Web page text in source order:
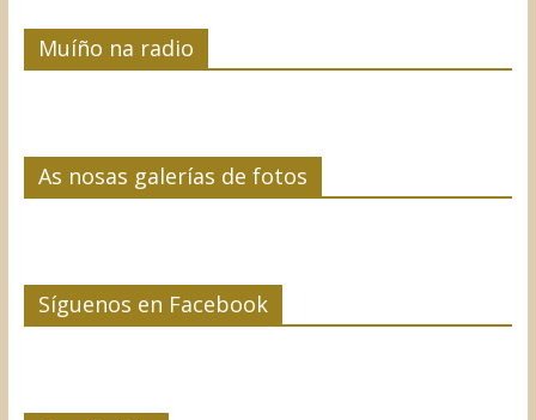
Muíño na radio
As nosas galerías de fotos
Síguenos en Facebook